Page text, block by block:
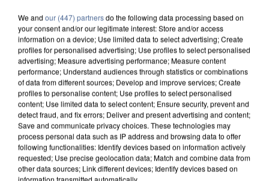
7 août 2026
Un second cadre de la DZ Mafia interpellé en
Algérie
We and our (447) partnersdo the following data processing based on
your consent and/or our legitimate interest: Store and/or access
information on a device; Use limited data to select advertising; Create
profiles for personalised advertising; Use profiles to select personalised
advertising; Measure advertising performance; Measure content
performance; Understand audiences through statistics or combinations
of data from different sources; Develop and improve services; Create
profiles to personalise content; Use profiles to select personalised
content; Use limited data to select content; Ensure security, prevent and
detect fraud, and fix errors; Deliver and present advertising and content;
Save and communicate privacy choices. These technologies may
process personal data such as IP address and browsing data to offer
following functionalities: Identify devices based on information actively
requested; Use precise geolocation data; Match and combine data from
other data sources; Link different devices; Identify devices based on
information transmitted automatically.